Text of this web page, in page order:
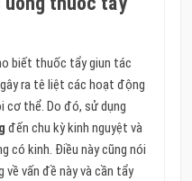
biết thuốc tẩy giun tác
ra tê liệt các hoạt động
cơ thể. Do đó, sử dụng
đến chu kỳ kinh nguyệt và
có kinh. Điều này cũng nói
về vấn đề này và cần tẩy